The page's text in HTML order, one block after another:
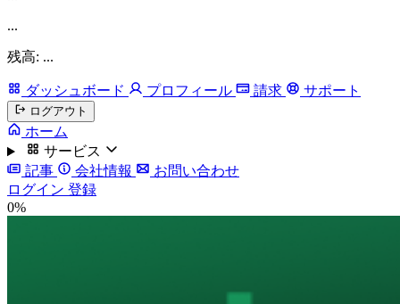
...
残高: ...
ダッシュボード プロフィール 請求 サポート
ログアウト
ホーム
サービス
記事
会社情報
お問い合わせ
ログイン 登録
0%